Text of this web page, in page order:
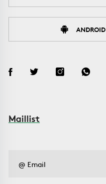
ANDROID
Maillist